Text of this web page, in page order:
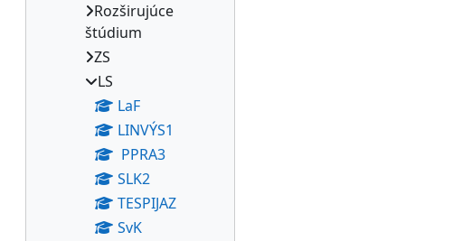
Rozširujúce
štúdium
ZS
LS
LaF
LINVÝS1
PPRA3
SLK2
TESPIJAZ
SvK